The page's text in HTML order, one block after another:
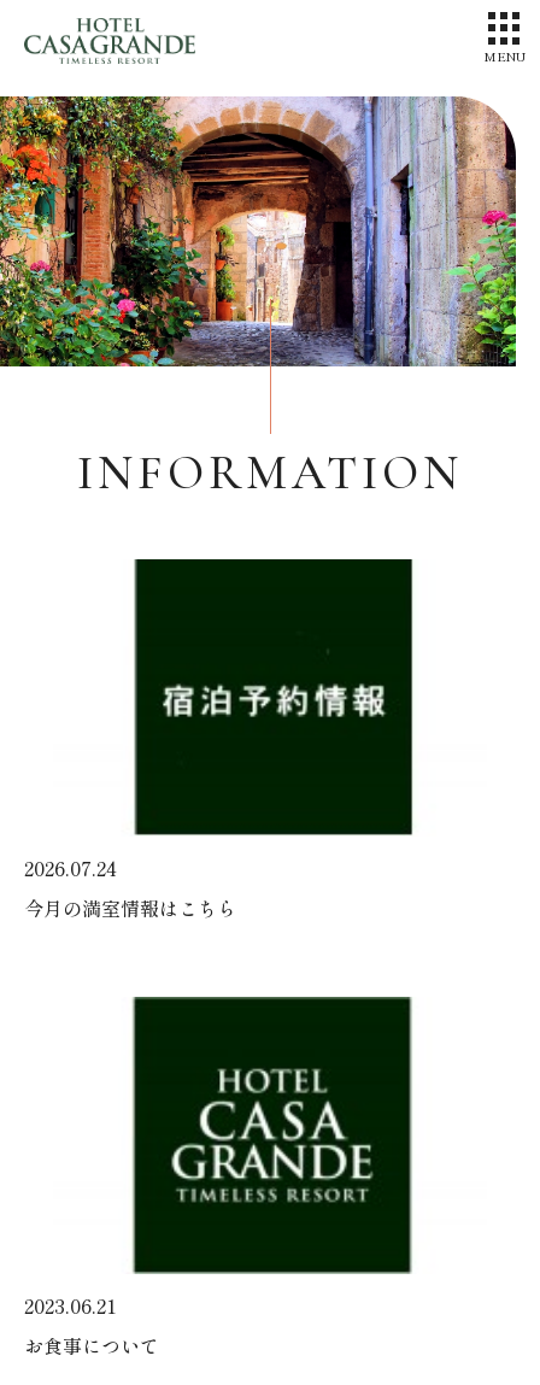
MENU
INFORMATION
2026.07.24
今月の満室情報はこちら
2023.06.21
お食事について